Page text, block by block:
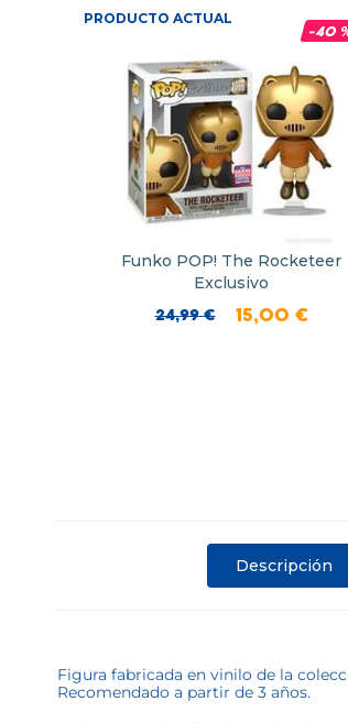
PRODUCTO ACTUAL
-40
Funko POP! The Rocketeer
Exclusivo
24,99 € 15,00 €
Descripción
Figura fabricada en vinilo de la
Recomendado a partir de 3 años.